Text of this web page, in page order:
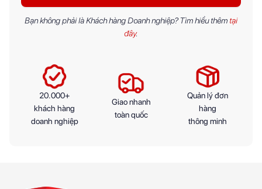
Bạn không phải là Khách hàng Doanh nghiệp? Tìm hiểu thêm tại
đây.
20.000+
khách hàng
doanh nghiệp
Giao nhanh
toàn quốc
Quản lý đơn
hàng
thông minh